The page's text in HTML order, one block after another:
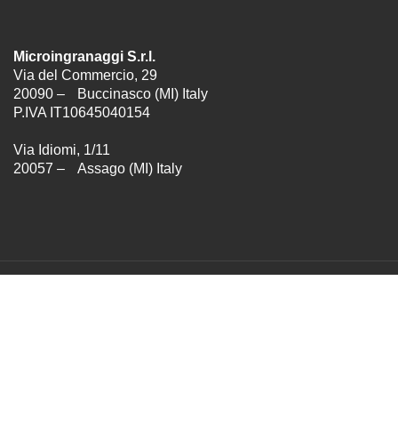
Microingranaggi S.r.l.
Via del Commercio, 29
20090 – Buccinasco (MI) Italy
P.IVA IT10645040154
Via Idiomi, 1/11
20057 – Assago (MI) Italy